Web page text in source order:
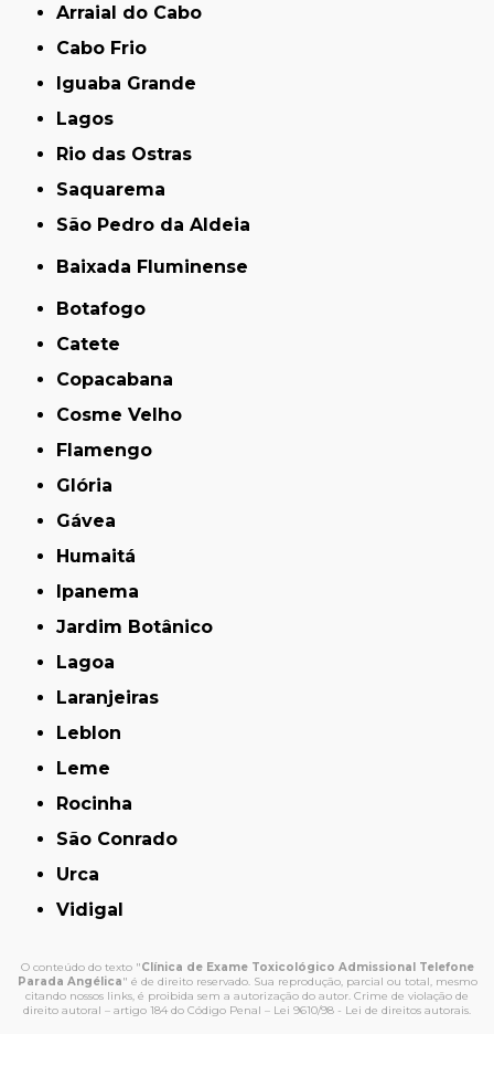
Arraial do Cabo
Cabo Frio
Iguaba Grande
Lagos
Rio das Ostras
Saquarema
São Pedro da Aldeia
Baixada Fluminense
Botafogo
Catete
Copacabana
Cosme Velho
Flamengo
Glória
Gávea
Humaitá
Ipanema
Jardim Botânico
Lagoa
Laranjeiras
Leblon
Leme
Rocinha
São Conrado
Urca
Vidigal
O conteúdo do texto "Clínica de Exame Toxicológico Admissional Telefone
Parada Angélica" é de direito reservado. Sua reprodução, parcial ou total, mesmo
citando nossos links, é proibida sem a autorização do autor. Crime de violação de
direito autoral – artigo 184 do Código Penal – Lei 9610/98 - Lei de direitos autorais